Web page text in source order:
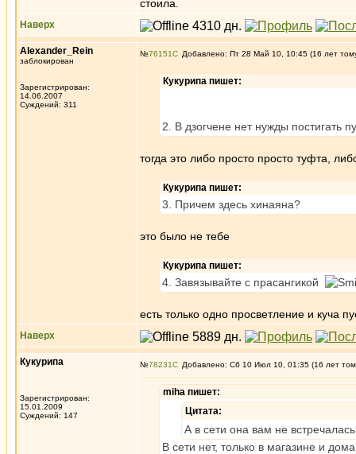
стоила.
Наверх
Alexander_Rein
заблокирован
Зарегистрирован:
14.06.2007
Суждений: 311
№76151 Добавлено: Пт 28 Май 10, 10:45 (16 лет
Кукурипа пишет:
2. В дзогчене нет нужды постигать
тогда это либо просто просто туфта,
Кукурипа пишет:
3. Причем здесь хинаяна?
это было не тебе
Кукурипа пишет:
4. Завязывайте с прасангикой
есть только одно просветление и куча
Наверх
Кукурипа
Зарегистрирован:
15.01.2009
Суждений: 147
№78231 Добавлено: Сб 10 Июл 10, 01:35 (16 лет
miha пишет:
Цитата:
А в сети она вам не
В сети нет, только в магазине и